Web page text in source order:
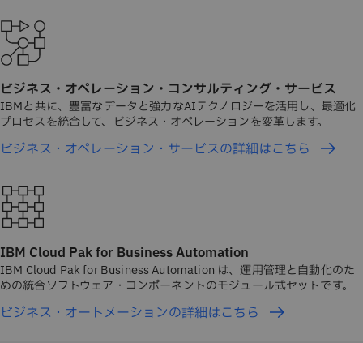
ビジネス・オペレーション・コンサルティング・サービス
IBMと共に、豊富なデータと強力なAIテクノロジーを活用し、最適化
プロセスを統合して、ビジネス・オペレーションを変革します。
ビジネス・オペレーション・サービスの詳細はこちら
IBM Cloud Pak for Business Automation
IBM Cloud Pak for Business Automation は、運用管理と自動化のた
めの統合ソフトウェア・コンポーネントのモジュール式セットです。
ビジネス・オートメーションの詳細はこちら